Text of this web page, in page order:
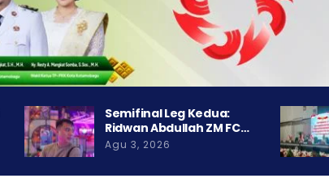
Semifinal Leg Kedua:
Ridwan Abdullah ZM FC…
Agu 3, 2026